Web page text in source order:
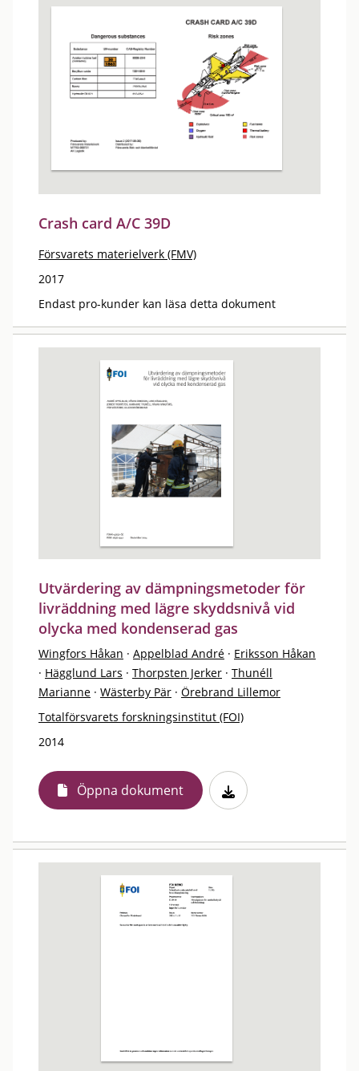
Crash card A/C 39D
Försvarets materielverk (FMV)
2017
Endast pro-kunder kan läsa detta dokument
Utvärdering av dämpningsmetoder för
livräddning med lägre skyddsnivå vid
olycka med kondenserad gas
Wingfors Håkan · Appelblad André · Eriksson Håkan
· Hägglund Lars · Thorpsten Jerker · Thunéll
Marianne · Wästerby Pär · Örebrand Lillemor
Totalförsvarets forskningsinstitut (FOI)
2014
Öppna dokument